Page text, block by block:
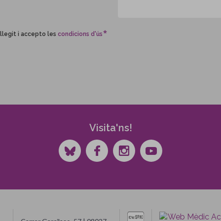
i accepto les condicions d'ús
Visita'ns!